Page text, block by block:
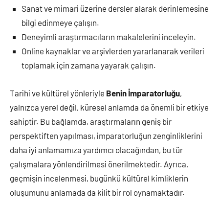
Sanat ve mimari üzerine dersler alarak derinlemesine
bilgi edinmeye çalışın.
Deneyimli araştırmacıların makalelerini inceleyin.
Online kaynaklar ve arşivlerden yararlanarak verileri
toplamak için zamana yayarak çalışın.
Tarihi ve kültürel yönleriyle Benin İmparatorluğu,
yalnızca yerel değil, küresel anlamda da önemli bir etkiye
sahiptir. Bu bağlamda, araştırmaların geniş bir
perspektiften yapılması, imparatorluğun zenginliklerini
daha iyi anlamamıza yardımcı olacağından, bu tür
çalışmalara yönlendirilmesi önerilmektedir. Ayrıca,
geçmişin incelenmesi, bugünkü kültürel kimliklerin
oluşumunu anlamada da kilit bir rol oynamaktadır.